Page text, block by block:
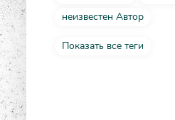
неизвестен Автор
Показать все теги